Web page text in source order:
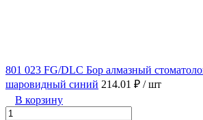
801 023 FG/DLC Бор алмазный
шаровидный синий 214.01 ₽ / шт
В корзину